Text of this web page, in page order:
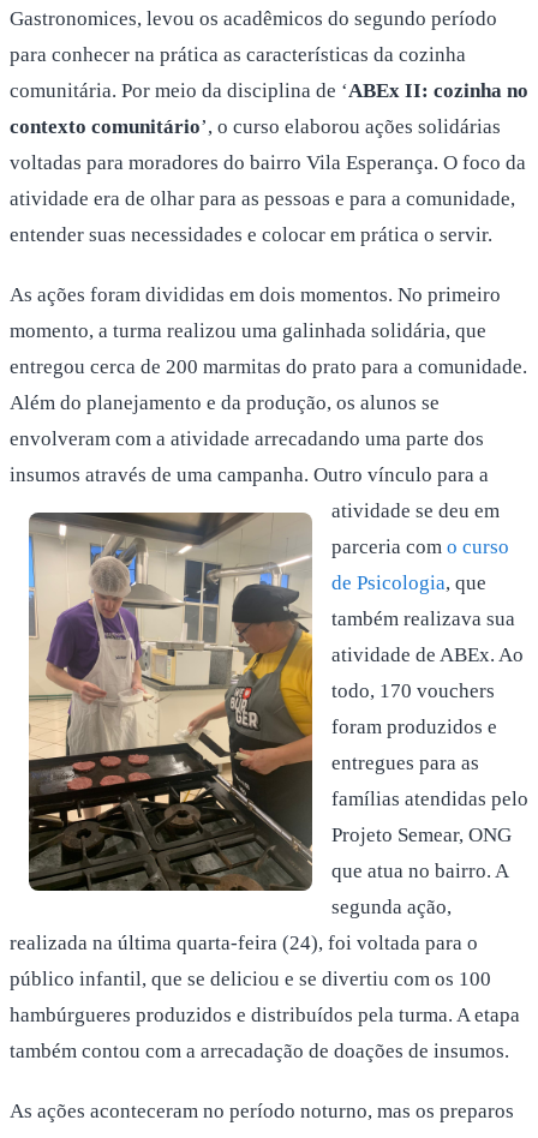
Gastronomices, levou os acadêmicos do segundo período
para conhecer na prática as características da cozinha
comunitária. Por meio da disciplina de ‘ABEx II: cozinha no
contexto comunitário’, o curso elaborou ações solidárias
voltadas para moradores do bairro Vila Esperança. O foco da
atividade era de olhar para as pessoas e para a comunidade,
entender suas necessidades e colocar em prática o servir.
As ações foram divididas em dois momentos. No primeiro
momento, a turma realizou uma galinhada solidária, que
entregou cerca de 200 marmitas do prato para a comunidade.
Além do planejamento e da produção, os alunos se
envolveram com a atividade arrecadando uma parte dos
insumos através de uma campanha. Outro vínculo para a
atividade se deu em
parceria com o curso
de Psicologia, que
também realizava sua
atividade de ABEx. Ao
todo, 170 vouchers
foram produzidos e
entregues para as
famílias atendidas pelo
Projeto Semear, ONG
que atua no bairro. A
segunda ação,
realizada na última quarta-feira (24), foi voltada para o
público infantil, que se deliciou e se divertiu com os 100
hambúrgueres produzidos e distribuídos pela turma. A etapa
também contou com a arrecadação de doações de insumos.
As ações aconteceram no período noturno, mas os preparos